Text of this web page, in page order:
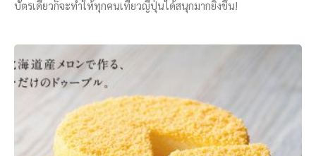
บัตรเดียวก็จะทำให้ทุกคนเที่ยวญี่ปุ่นได้สนุกมากยิ่งขึ้น!